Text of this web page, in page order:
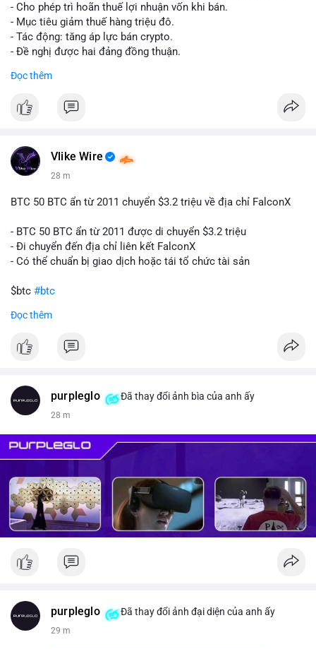
tái cơ cấu danh mục trước phiên giao dịch Âu-Mỹ. Tâm lý thị
trường có thể dao động nhẹ khi nhà đầu tư nhỏ lẻ theo dõi
động thái này.
và điểm đến của số BTC này trong 2-4 giờ tới. Nếu dòng tiền
phòng thủ. Nếu vào ví lạnh, có thể duy trì chiến lược nắm giữ
#160btc #vilanh #thanhkhoansan
- Cho phép trì hoãn thuế lợi nhuận vốn khi bán.
- Mục tiêu giảm thuế hàng triệu đô.
- Tác động: tăng áp lực bán crypto.
- Đề nghị được hai đảng đồng thuận.
📰 Nguồn: Cointelegraph
Đọc thêm
Vlike Wire
28 m
BTC 50 BTC ẩn từ 2011 chuyển $3.2 triệu về địa chỉ FalconX
- BTC 50 BTC ẩn từ 2011 được di chuyển $3.2 triệu
- Đi chuyển đến địa chỉ liên kết FalconX
- Có thể chuẩn bị giao dịch hoặc tái tổ chức tài sản
$btc #btc
#vlikevn
📰 Nguồn: CoinDesk
Đọc thêm
purpleglo Đã thay đổi ảnh bìa của anh ấy
28 m
purpleglo Đã thay đổi ảnh đại diện của anh ấy
29 m